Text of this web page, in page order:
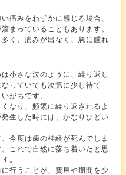
痛みをわずかに感じる場合、
まっていることもあります。
く、痛みが出なく、急に腫れ
小さな波のように、繰り返し
っていても次第に少し待て
がちです。
なり、頻繁に繰り返されるよ
生した時には、かなりひどい
今度は歯の神経が死んでしま
これで自然に落ち着いたと思
。
行うことが、費用や期間を少